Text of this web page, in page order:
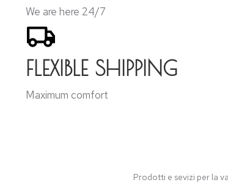
We are here 24/7
FLEXIBLE SHIPPING
Maximum comfort
Prodotti e sevizi per la